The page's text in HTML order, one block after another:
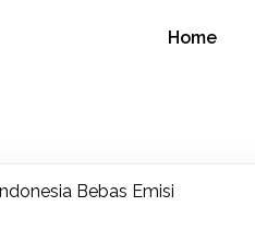
Home
Bebas Emisi